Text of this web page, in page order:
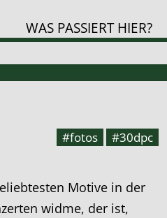
WAS PASSIERT HIER?
#fotos #30dpc
Motive in der
widme, der ist,